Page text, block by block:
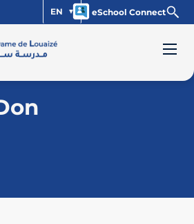
EN eSchool Connect